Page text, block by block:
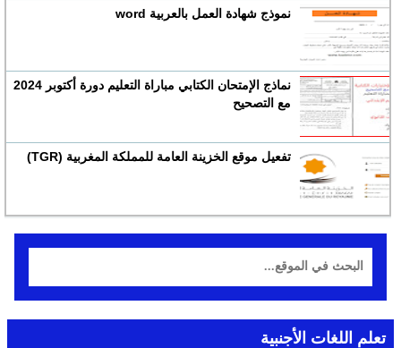
نموذج شهادة العمل بالعربية word
نماذج الإمتحان الكتابي مباراة التعليم دورة أكتوبر 2024
مع التصحيح
تفعيل موقع الخزينة العامة للمملكة المغربية (TGR)
تعلم اللغات الأجنبية